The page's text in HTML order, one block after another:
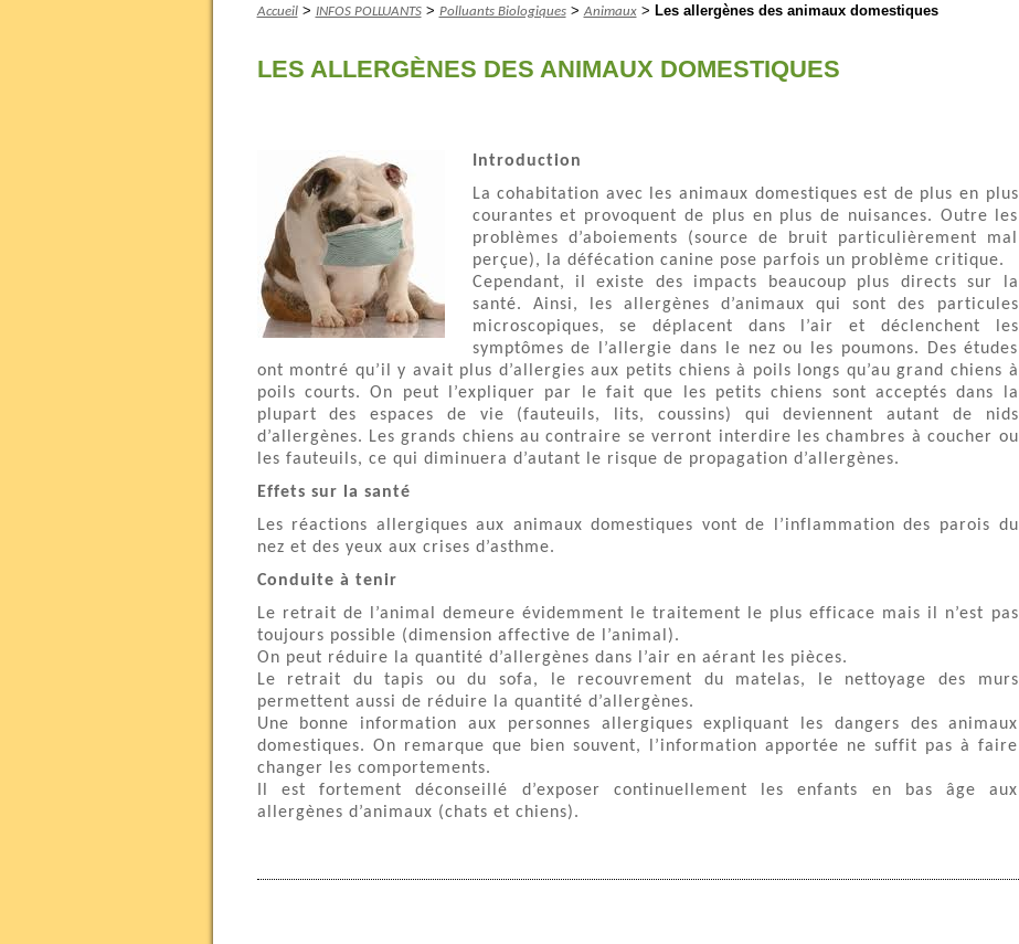
Accueil> INFOS POLLUANTS> Polluants Biologiques> Animaux> Les allergènes des animaux domestiques
LES ALLERGÈNES DES ANIMAUX DOMESTIQUES
Introduction
La cohabitation avec les animaux domestiques est de plus en plus
courantes et provoquent de plus en plus de nuisances. Outre les
problèmes d’aboiements (source de bruit particulièrement mal
perçue), la défécation canine pose parfois un problème critique.
Cependant, il existe des impacts beaucoup plus directs sur la
santé. Ainsi, les allergènes d’animaux qui sont des particules
microscopiques, se déplacent dans l’air et déclenchent les
symptômes de l’allergie dans le nez ou les poumons. Des études
ont montré qu’il y avait plus d’allergies aux petits chiens à poils longs qu’au grand chiens à
poils courts. On peut l’expliquer par le fait que les petits chiens sont acceptés dans la
plupart des espaces de vie (fauteuils, lits, coussins) qui deviennent autant de nids
d’allergènes. Les grands chiens au contraire se verront interdire les chambres à coucher ou
les fauteuils, ce qui diminuera d’autant le risque de propagation d’allergènes.
Effets sur la santé
Les réactions allergiques aux animaux domestiques vont de l’inflammation des parois du
nez et des yeux aux crises d’asthme.
Conduite à tenir
Le retrait de l’animal demeure évidemment le traitement le plus efficace mais il n’est pas
toujours possible (dimension affective de l’animal).
On peut réduire la quantité d’allergènes dans l’air en aérant les pièces.
Le retrait du tapis ou du sofa, le recouvrement du matelas, le nettoyage des murs
permettent aussi de réduire la quantité d’allergènes.
Une bonne information aux personnes allergiques expliquant les dangers des animaux
domestiques. On remarque que bien souvent, l’information apportée ne suffit pas à faire
changer les comportements.
Il est fortement déconseillé d’exposer continuellement les enfants en bas âge aux
allergènes d’animaux (chats et chiens).